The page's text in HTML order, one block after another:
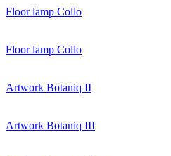
Floor lamp Collo
Floor lamp Collo
Artwork Botaniq II
Artwork Botaniq III